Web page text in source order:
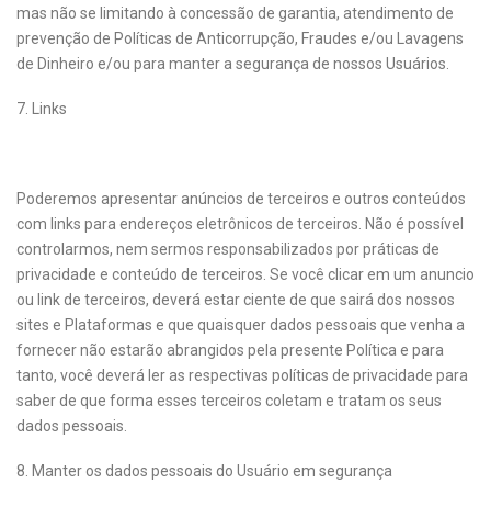
mas não se limitando à concessão de garantia, atendimento de
prevenção de Políticas de Anticorrupção, Fraudes e/ou Lavagens
de Dinheiro e/ou para manter a segurança de nossos Usuários.
7. Links
Poderemos apresentar anúncios de terceiros e outros conteúdos
com links para endereços eletrônicos de terceiros. Não é possível
controlarmos, nem sermos responsabilizados por práticas de
privacidade e conteúdo de terceiros. Se você clicar em um anuncio
ou link de terceiros, deverá estar ciente de que sairá dos nossos
sites e Plataformas e que quaisquer dados pessoais que venha a
fornecer não estarão abrangidos pela presente Política e para
tanto, você deverá ler as respectivas políticas de privacidade para
saber de que forma esses terceiros coletam e tratam os seus
dados pessoais.
8. Manter os dados pessoais do Usuário em segurança